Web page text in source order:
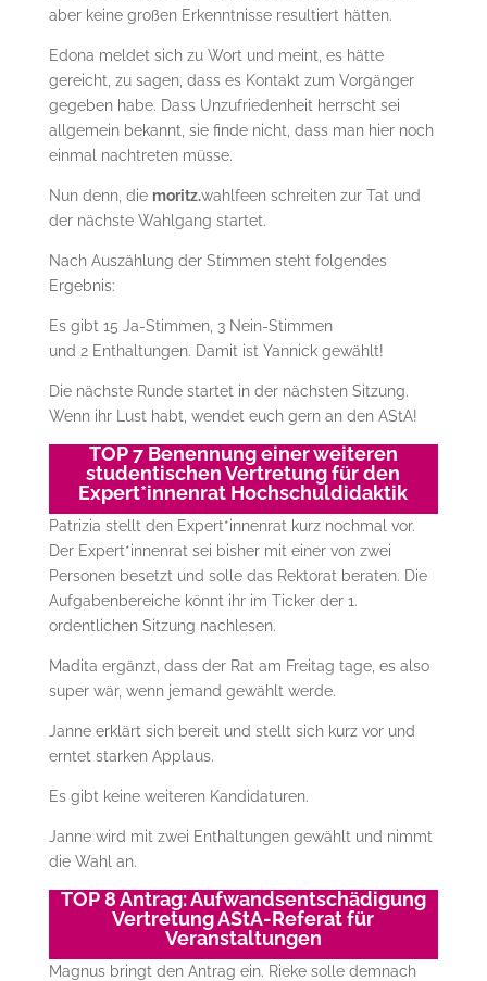
aber keine großen Erkenntnisse resultiert hätten.
Edona meldet sich zu Wort und meint, es hätte
gereicht, zu sagen, dass es Kontakt zum Vorgänger
gegeben habe. Dass Unzufriedenheit herrscht sei
allgemein bekannt, sie finde nicht, dass man hier noch
einmal nachtreten müsse.
Nun denn, die moritz.wahlfeen schreiten zur Tat und
der nächste Wahlgang startet.
Nach Auszählung der Stimmen steht folgendes
Ergebnis:
Es gibt 15 Ja-Stimmen, 3 Nein-Stimmen
und 2 Enthaltungen. Damit ist Yannick gewählt!
Die nächste Runde startet in der nächsten Sitzung.
Wenn ihr Lust habt, wendet euch gern an den AStA!
TOP 7 Benennung einer weiteren
studentischen Vertretung für den
Expert*innenrat Hochschuldidaktik
Patrizia stellt den Expert*innenrat kurz nochmal vor.
Der Expert*innenrat sei bisher mit einer von zwei
Personen besetzt und solle das Rektorat beraten. Die
Aufgabenbereiche könnt ihr im Ticker der 1.
ordentlichen Sitzung nachlesen.
Madita ergänzt, dass der Rat am Freitag tage, es also
super wär, wenn jemand gewählt werde.
Janne erklärt sich bereit und stellt sich kurz vor und
erntet starken Applaus.
Es gibt keine weiteren Kandidaturen.
Janne wird mit zwei Enthaltungen gewählt und nimmt
die Wahl an.
TOP 8 Antrag: Aufwandsentschädigung
Vertretung AStA-Referat für
Veranstaltungen
Magnus bringt den Antrag ein. Rieke solle demnach